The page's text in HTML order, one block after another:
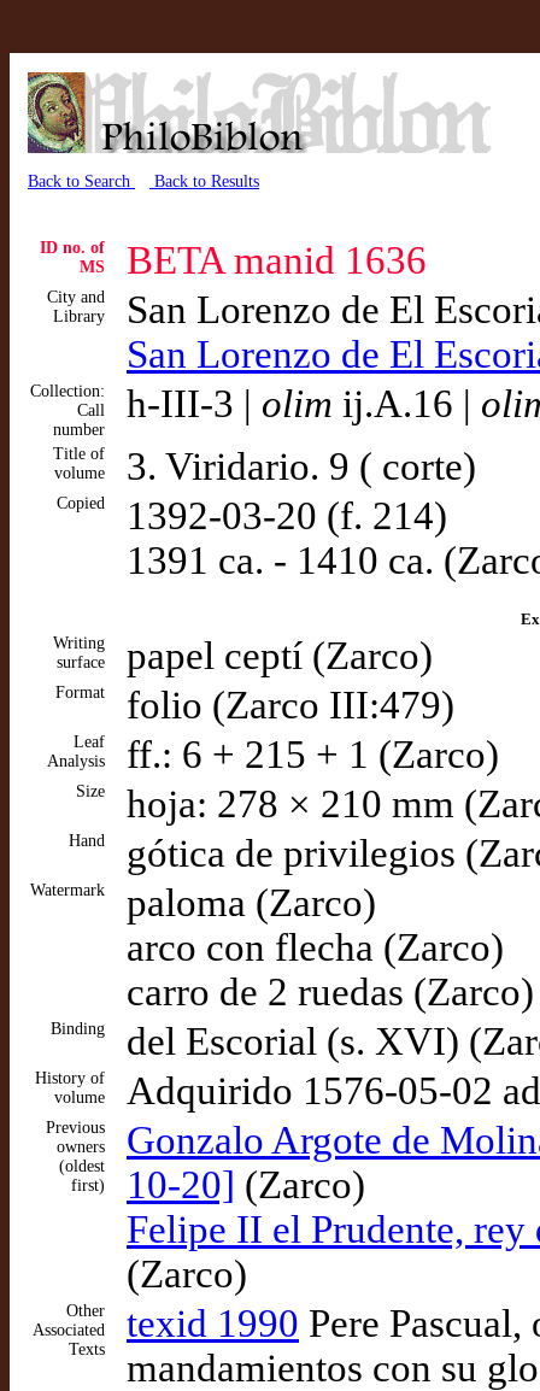
Back to Search Back to Results
ID no. of
MS
BETA manid 1636
City and
Library
San Lorenzo de El
San Lorenzo de El
Collection:
Call
number
h-III-3 | olim ij.A.16 |
Title of
volume
3. Viridario. 9 ( corte)
Copied
1392-03-20 (f. 214)
1391 ca. - 1410 ca.
Writing
surface
papel ceptí (Zarco)
Format folio (Zarco III:479)
Leaf
Analysis
ff.: 6 + 215 + 1 (Zarco)
Size hoja: 278 × 210 mm
Hand gótica de privilegios
Watermark
paloma (Zarco)
arco con flecha (Zarco)
carro de 2 ruedas (Zarco)
Binding del Escorial (s. XVI)
History of
volume
Adquirido 1576-05-02
Previous
owners
(oldest
first)
Gonzalo Argote de
10-20] (Zarco)
Felipe II el Prudente,
(Zarco)
Other
Associated
Texts
texid 1990 Pere
mandamientos con su